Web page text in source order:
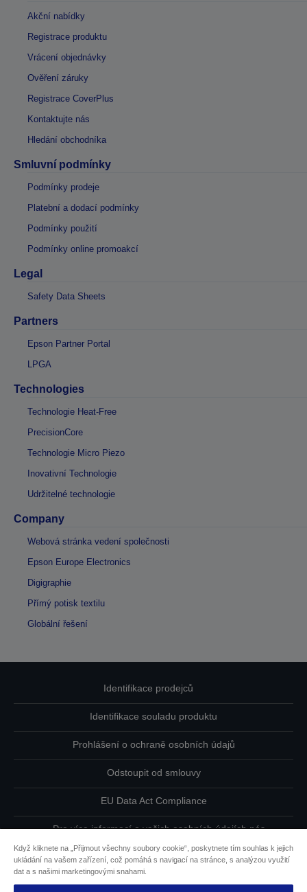
Akční nabídky
Registrace produktu
Vrácení objednávky
Ověření záruky
Registrace CoverPlus
Kontaktujte nás
Hledání obchodníka
Smluvní podmínky
Podmínky prodeje
Platební a dodací podmínky
Podmínky použití
Podmínky online promoakcí
Legal
Safety Data Sheets
Partners
Epson Partner Portal
LPGA
Technologies
Technologie Heat-Free
PrecisionCore
Technologie Micro Piezo
Inovativní Technologie
Udržitelné technologie
Company
Webová stránka vedení společnosti
Epson Europe Electronics
Digigraphie
Přímý potisk textilu
Globální řešení
Identifikace prodejců
Identifikace souladu produktu
Prohlášení o ochraně osobních údajů
Odstoupit od smlouvy
EU Data Act Compliance
Pro více informací o vašich osobních údajích nás
Informace o souborech cookie
Když kliknete na „Přijmout všechny soubory cookie“, poskytnete tím souhlas k jejich
ukládání na vašem zařízení, což pomáhá s navigací na stránce, s analýzou využití
dat a s našimi marketingovými snahami.